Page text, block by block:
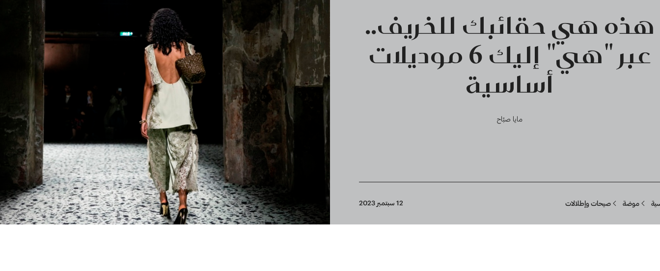
هذه هي حقائبك للخريف..
عبر "هي" إليك 6 موديلات
أساسية
مايا صبّاح
موضة صيحات وإطلالات 12 سبتمبر 2023